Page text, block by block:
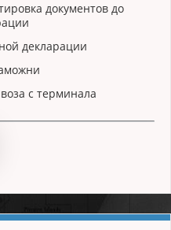
документов до
декларации
с терминала